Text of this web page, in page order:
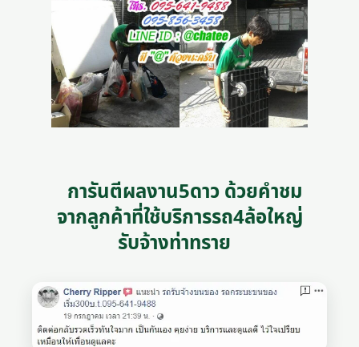
การันตีผลงาน5ดาว ด้วยคำชม
จากลูกค้าที่ใช้บริการรถ4ล้อใหญ่
รับจ้างท่าทราย